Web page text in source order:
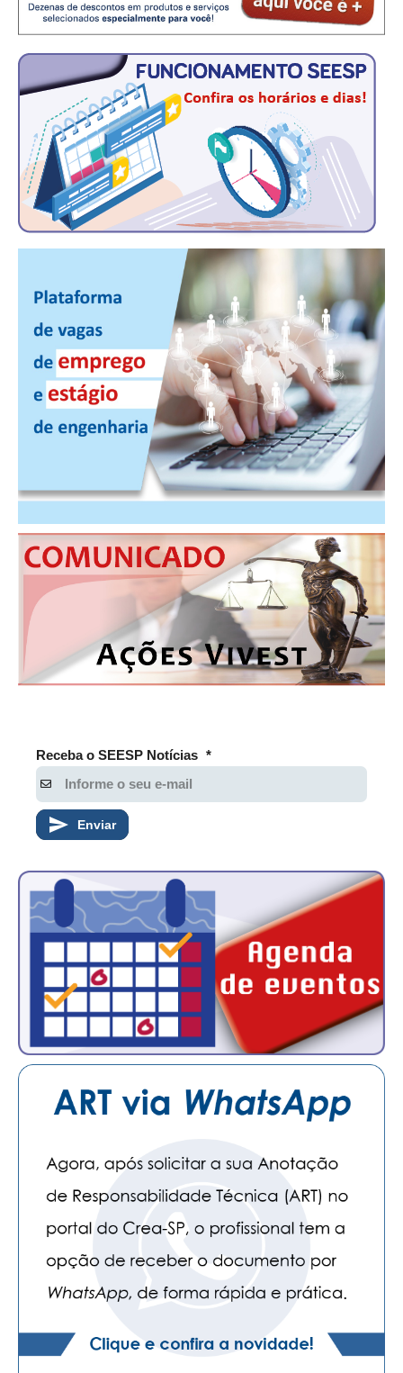
ATUALIZAÇÃO CADASTRAL
NÚCLEO JOVEM
Receba o SEESP Notícias *
Enviar